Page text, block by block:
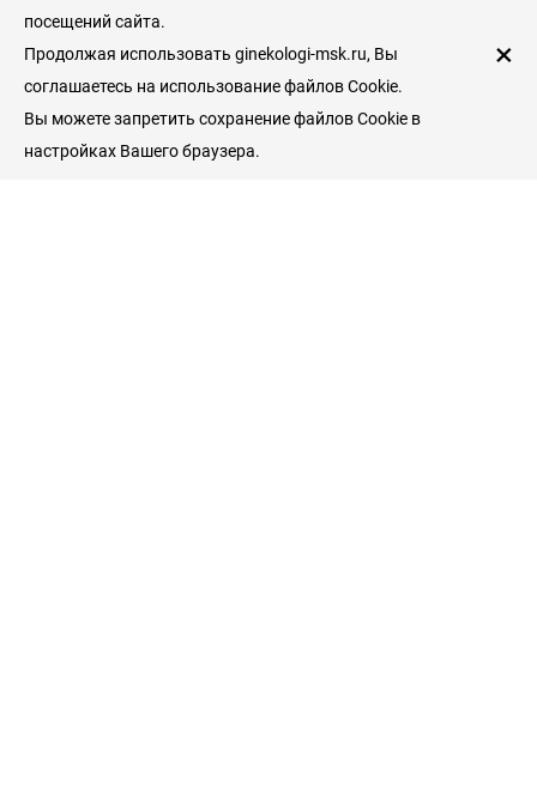
посещений сайта.
Продолжая использовать ginekologi-msk.ru, Вы
соглашаетесь на использование файлов Cookie.
Вы можете запретить сохранение файлов Cookie в
настройках Вашего браузера.
×